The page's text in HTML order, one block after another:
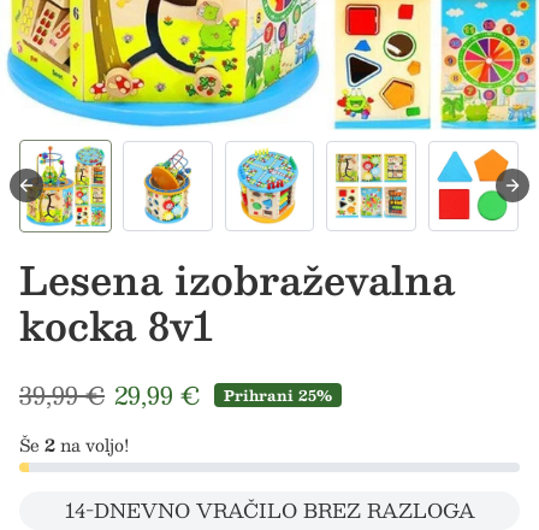
Lesena izobraževalna
kocka 8v1
Redna cena
39,99 € Prodajna cena
29,99 € Prihrani 25%
Še 2na voljo!
14-DNEVNO VRAČILO BREZ RAZLOGA